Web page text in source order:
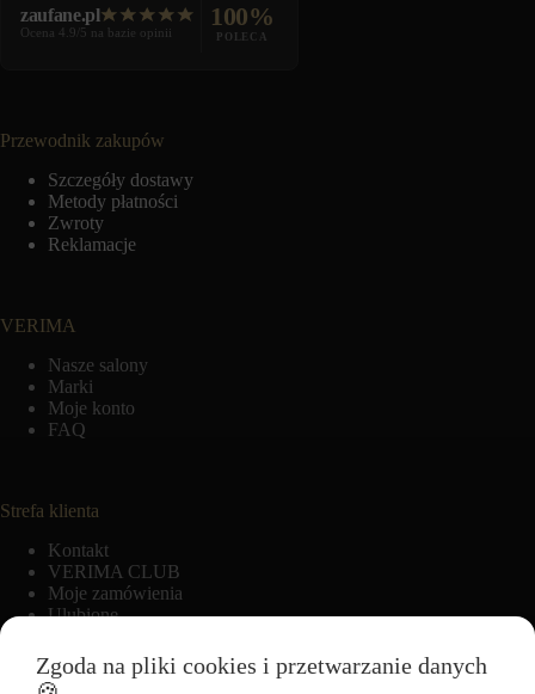
zaufane.pl
Ocena 4.9/5 na bazie opinii
100%
POLECA
Przewodnik zakupów
Szczegóły dostawy
Metody płatności
Zwroty
Reklamacje
VERIMA
Nasze salony
Marki
Moje konto
FAQ
Strefa klienta
Kontakt
VERIMA CLUB
Moje zamówienia
Ulubione
Zgoda na pliki cookies i przetwarzanie danych